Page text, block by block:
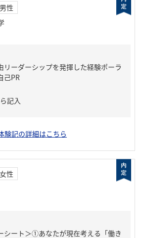
男性
リーダーシップを発揮した経験ポーラ
己PR
記入
験記の詳細はこちら
女性
シート＞①あなたが現在考える「働き